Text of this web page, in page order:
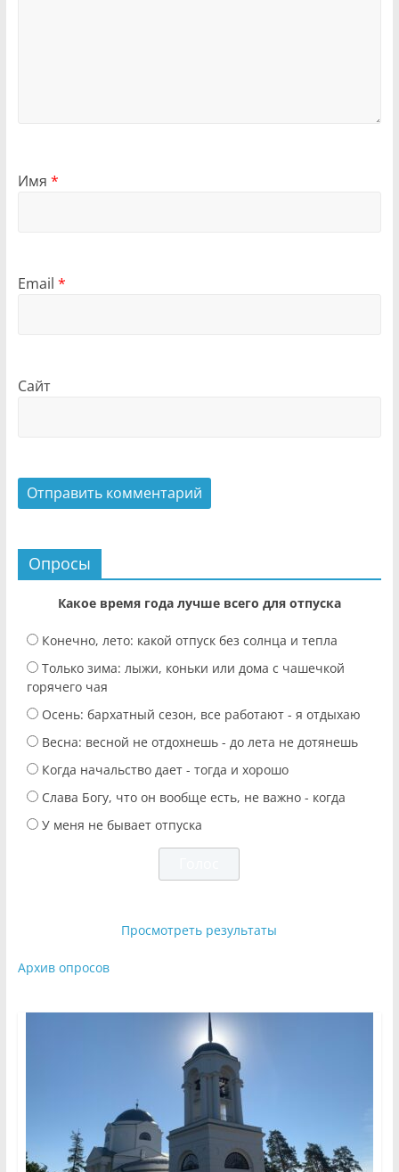
Имя *
Email *
Сайт
Опросы
Какое время года лучше всего для отпуска
Конечно, лето: какой отпуск без солнца и тепла
Только зима: лыжи, коньки или дома с чашечкой
горячего чая
Осень: бархатный сезон, все работают - я отдыхаю
Весна: весной не отдохнешь - до лета не дотянешь
Когда начальство дает - тогда и хорошо
Слава Богу, что он вообще есть, не важно - когда
У меня не бывает отпуска
Просмотреть результаты
Архив опросов